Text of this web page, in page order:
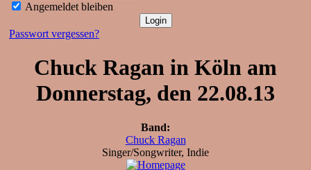
Angemeldet bleiben
Passwort vergessen?
Chuck Ragan in Köln am
Donnerstag, den 22.08.13
Band:
Chuck Ragan
Singer/Songwriter, Indie